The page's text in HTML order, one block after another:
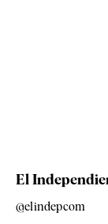
El
@elindepcom